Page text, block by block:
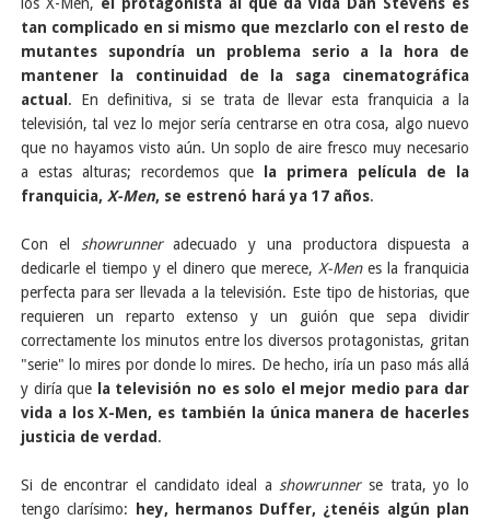
los X-Men, el protagonista al que da vida Dan Stevens es
tan complicado en si mismo que mezclarlo con el resto de
mutantes supondría un problema serio a la hora de
mantener la continuidad de la saga cinematográfica
actual . En definitiva, si se trata de llevar esta franquicia a la
televisión, tal vez lo mejor sería centrarse en otra cosa, algo nuevo
que no hayamos visto aún. Un soplo de aire fresco muy necesario
a estas alturas; recordemos que
la primera película de la
franquicia, X-Men, se estrenó hará ya 17 años.
Con el showrunneradecuado y una productora dispuesta a
dedicarle el tiempo y el dinero que merece, X-Menes la franquicia
perfecta para ser llevada a la televisión. Este tipo de historias, que
requieren un reparto extenso y un guión que sepa dividir
correctamente los minutos entre los diversos protagonistas, gritan
"serie" lo mires por donde lo mires. De hecho, iría un paso más allá
y diría que
la televisión no es solo el mejor medio para dar
vida a los X-Men, es también la única manera de hacerles
justicia de verdad.
Si de encontrar el candidato ideal ashowrunnerse trata, yo lo
tengo clarísimo:
hey, hermanos Duffer, ¿tenéis algún plan